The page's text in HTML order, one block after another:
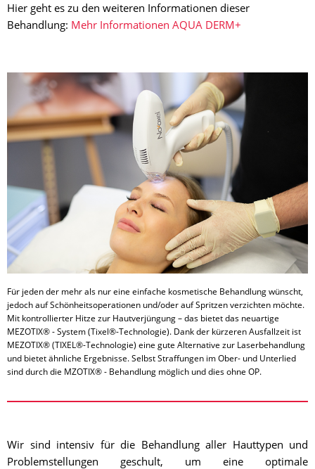
Hier geht es zu den weiteren Informationen dieser
Behandlung: Mehr Informationen AQUA DERM+
Für jeden der mehr als nur eine einfache kosmetische Behandlung wünscht,
jedoch auf Schönheitsoperationen und/oder auf Spritzen verzichten möchte.
Mit kontrollierter Hitze zur Hautverjüngung – das bietet das neuartige
MEZOTIX® - System (Tixel®-Technologie). Dank der kürzeren Ausfallzeit ist
MEZOTIX® (TIXEL®-Technologie) eine gute Alternative zur Laserbehandlung
und bietet ähnliche Ergebnisse. Selbst Straffungen im Ober- und Unterlied
sind durch die MZOTIX® - Behandlung möglich und dies ohne OP.
Wir sind intensiv für die Behandlung aller Hauttypen und
Problemstellungen geschult, um eine optimale